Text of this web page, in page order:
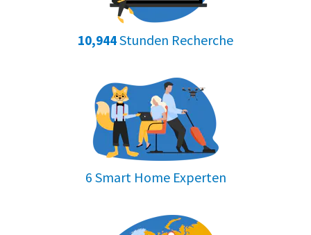
10,944Stunden Recherche
6 Smart Home Experten